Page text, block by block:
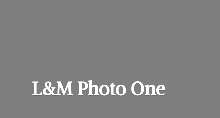
L&MPhoto One